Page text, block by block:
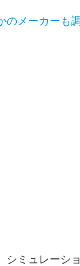
のメーカーも
シミュレーシ